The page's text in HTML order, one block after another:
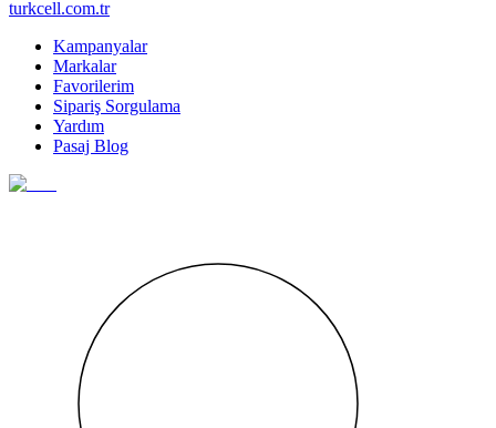
turkcell.com.tr
Kampanyalar
Markalar
Favorilerim
Sipariş Sorgulama
Yardım
Pasaj Blog